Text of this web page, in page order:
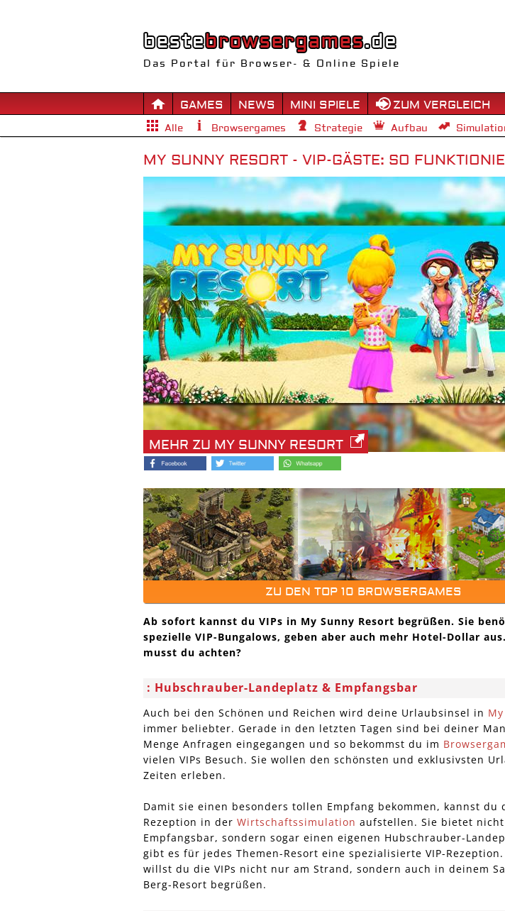
Das Portal für Browser- & Online Spiele
GAMES NEWS MINI SPIELE ZUM VERGLEICH
Alle Browsergames Strategie Aufbau
MY SUNNY RESORT - VIP-GÄSTE: SO
MEHR ZU MY SUNNY RESORT
ZU DEN TOP 10 BROWSERGAMES
Ab sofort kannst du VIPs in My Sunny Resort begrüßen. Sie
spezielle VIP-Bungalows, geben aber auch mehr Hotel-Dollar
musst du achten?
Hubschrauber-Landeplatz & Empfangsbar
Auch bei den Schönen und Reichen wird deine Urlaubsinsel in
immer beliebter. Gerade in den letzten Tagen sind bei deiner
Menge Anfragen eingegangen und so bekommst du im
vielen VIPs Besuch. Sie wollen den schönsten und exklusivsten
Zeiten erleben.
Damit sie einen besonders tollen Empfang bekommen, kannst du
Rezeption in der Wirtschaftssimulation aufstellen. Sie bietet
Empfangsbar, sondern sogar einen eigenen Hubschrauber-
gibt es für jedes Themen-Resort eine spezialisierte VIP-
willst du die VIPs nicht nur am Strand, sondern auch in deinem
Berg-Resort begrüßen.